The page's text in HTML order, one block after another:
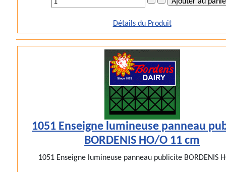
Détails du Produit
1051 Enseigne lumineuse panneau
BORDENIS HO/O 11 cm
1051 Enseigne lumineuse panneau publicite BORDENIS